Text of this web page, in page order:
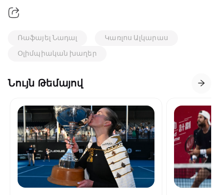
Ռաֆայել Նադալ
Կառլոս Ալկարաս
Օլիմպիական խաղեր
Նույն Թեմայով